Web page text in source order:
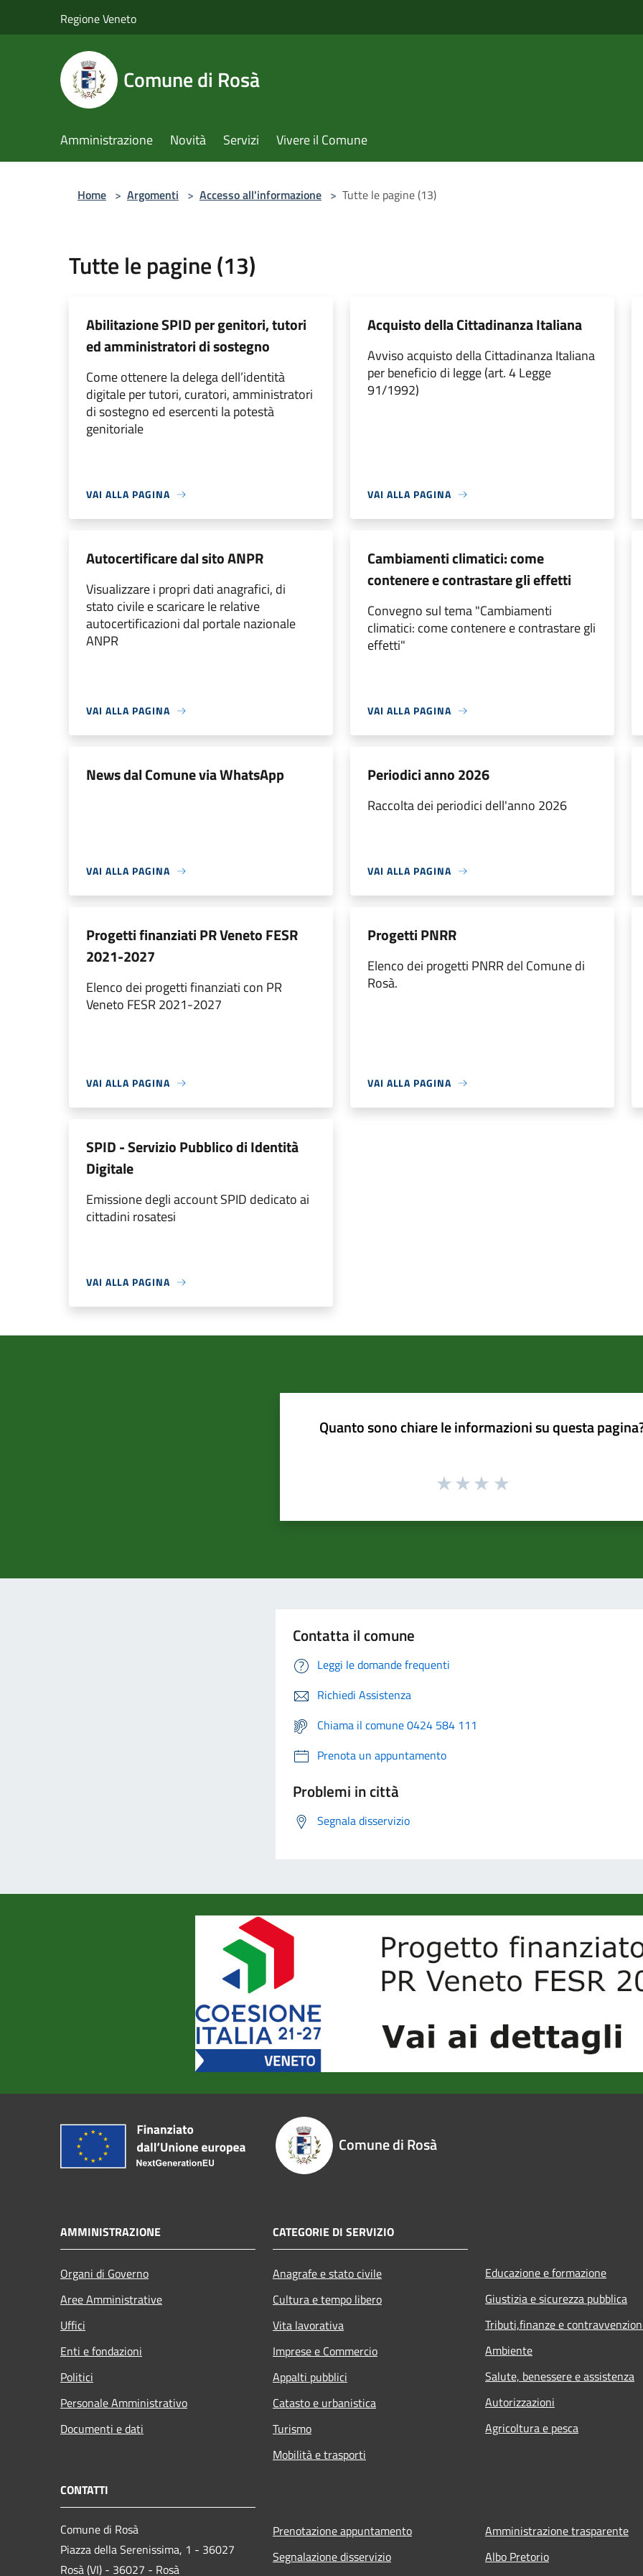
Regione Veneto
Comune di Rosà
Amministrazione Novità Servizi Vivere il Comune
Home > Argomenti > Accesso all'informazione > Tutte le pagine (13)
Tutte le pagine (13)
Abilitazione SPID per genitori, tutori
ed amministratori di sostegno
Come ottenere la delega dell’identità
digitale per tutori, curatori, amministratori
di sostegno ed esercenti la potestà
genitoriale
VAI ALLA PAGINA
Acquisto della Cittadinanza Italiana
Avviso acquisto della Cittadinanza Italiana
per beneficio di legge (art. 4 Legge
91/1992)
VAI ALLA PAGINA
Autocertificare dal sito ANPR
Visualizzare i propri dati anagrafici, di
stato civile e scaricare le relative
autocertificazioni dal portale nazionale
ANPR
VAI ALLA PAGINA
Cambiamenti climatici: come
contenere e contrastare gli effetti
Convegno sul tema "Cambiamenti
climatici: come contenere e contrastare gli
effetti"
VAI ALLA PAGINA
News dal Comune via WhatsApp
VAI ALLA PAGINA
Periodici anno 2026
Raccolta dei periodici dell'anno 2026
VAI ALLA PAGINA
Progetti finanziati PR Veneto FESR
2021-2027
Elenco dei progetti finanziati con PR
Veneto FESR 2021-2027
VAI ALLA PAGINA
Progetti PNRR
Elenco dei progetti PNRR del Comune di
Rosà.
VAI ALLA PAGINA
SPID - Servizio Pubblico di Identità
Digitale
Emissione degli account SPID dedicato ai
cittadini rosatesi
VAI ALLA PAGINA
Quanto sono chiare le informazioni su questa
Contatta il comune
Leggi le domande frequenti
Richiedi Assistenza
Chiama il comune 0424 584 111
Prenota un appuntamento
Problemi in città
Segnala disservizio
Comune di Rosà
AMMINISTRAZIONE
Organi di Governo
Aree Amministrative
Uffici
Enti e fondazioni
Politici
Personale Amministrativo
Documenti e dati
CATEGORIE DI SERVIZIO
Anagrafe e stato civile
Cultura e tempo libero
Vita lavorativa
Imprese e Commercio
Appalti pubblici
Catasto e urbanistica
Turismo
Mobilità e trasporti
Educazione e formazione
Giustizia e sicurezza pubblica
Tributi,finanze e
Ambiente
Salute, benessere e assistenza
Autorizzazioni
Agricoltura e pesca
CONTATTI
Comune di Rosà
Piazza della Serenissima, 1 - 36027
Rosà (VI) - 36027 - Rosà
Prenotazione appuntamento
Segnalazione disservizio
Amministrazione trasparente
Albo Pretorio